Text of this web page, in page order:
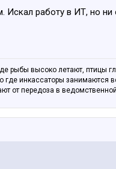
Искал работу в ИТ, но
рыбы высоко летают, птицы
инкассаторы занимаются
от передоза в